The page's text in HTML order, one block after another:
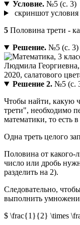
Условие.№5 (с. 3)
скриншот условия
5 Половина трети -
Решение.№5 (с. 3)
Решение 2.№5 (с.
Чтобы найти, какую
трети", необходимо
математики, то есть
Одна треть целого
Половина от какого-
число или дробь
разделить на 2).
Следовательно,
выполнить
$ \frac{1}{2} \times